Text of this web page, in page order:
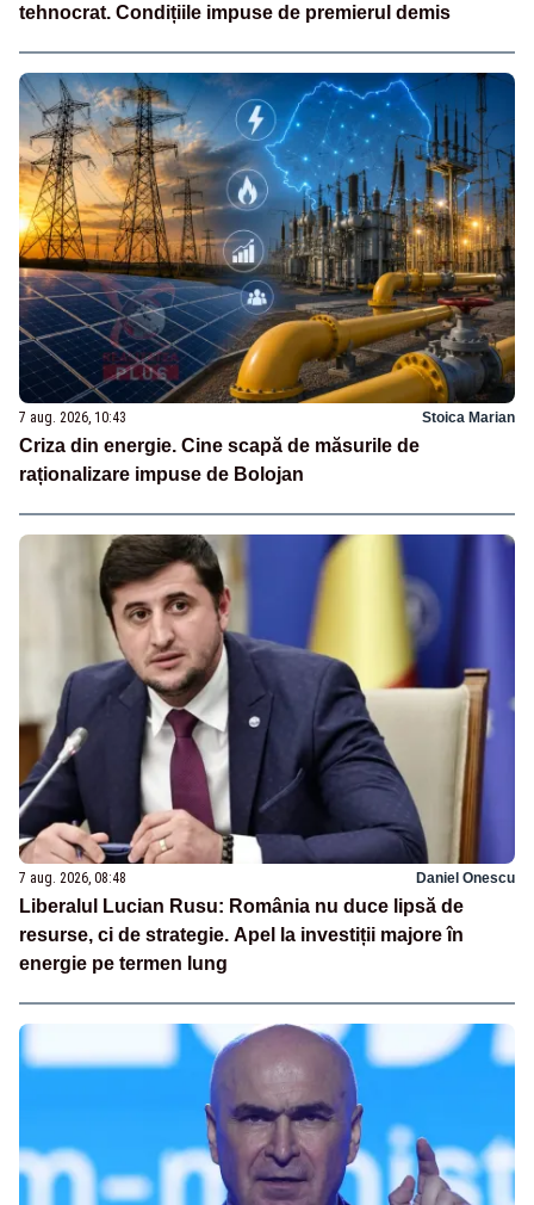
tehnocrat. Condițiile impuse de premierul demis
7 aug. 2026, 10:43 Stoica Marian
Criza din energie. Cine scapă de măsurile de
raționalizare impuse de Bolojan
7 aug. 2026, 08:48 Daniel Onescu
Liberalul Lucian Rusu: România nu duce lipsă de
resurse, ci de strategie. Apel la investiții majore în
energie pe termen lung